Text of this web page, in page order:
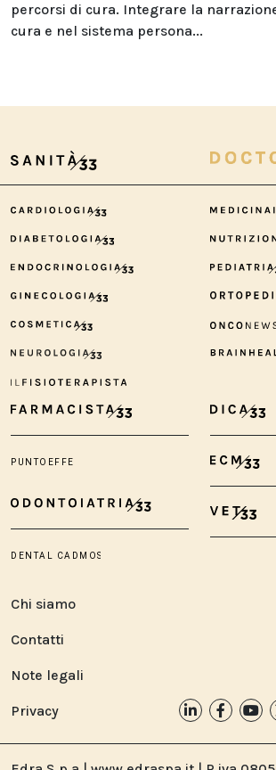
percorsi di cura. Integrare la
cura e nel sistema persona...
Chi siamo
Contatti
Note legali
Privacy